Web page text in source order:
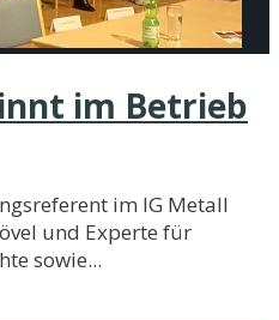
im Betrieb
im IG Metall
und Experte für
sowie...